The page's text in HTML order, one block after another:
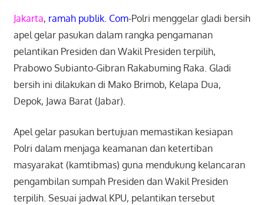
Jakarta, ramah publik. Com-Polri menggelar gladi bersih
apel gelar pasukan dalam rangka pengamanan
pelantikan Presiden dan Wakil Presiden terpilih,
Prabowo Subianto-Gibran Rakabuming Raka. Gladi
bersih ini dilakukan di Mako Brimob, Kelapa Dua,
Depok, Jawa Barat (Jabar).
Apel gelar pasukan bertujuan memastikan kesiapan
Polri dalam menjaga keamanan dan ketertiban
masyarakat (kamtibmas) guna mendukung kelancaran
pengambilan sumpah Presiden dan Wakil Presiden
terpilih. Sesuai jadwal KPU, pelantikan tersebut